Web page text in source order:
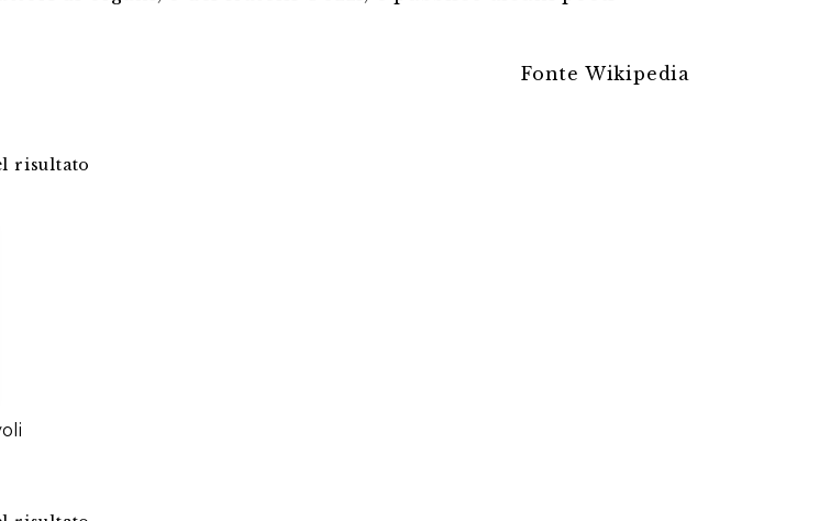
Fonte Wikipedia
risultato